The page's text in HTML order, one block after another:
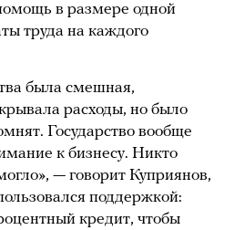
в размере одной
труда на каждого
была смешная,
расходы, но было
Государство вообще
к бизнесу. Никто
— говорит Куприянов,
поддержкой:
кредит, чтобы